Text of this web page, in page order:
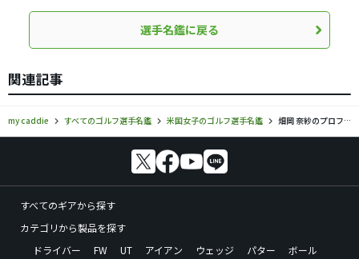
選手名鑑に戻る
関連記事
my caddie すべてのゴルフ選手名鑑 米国女子のゴルフ選手名鑑 畑岡 奈紗のプロフィール・ツアー成績
すべてのギアから探す
カテゴリから製品を探す
ドライバー
FW UT アイアン ウェッジ パター
ボール